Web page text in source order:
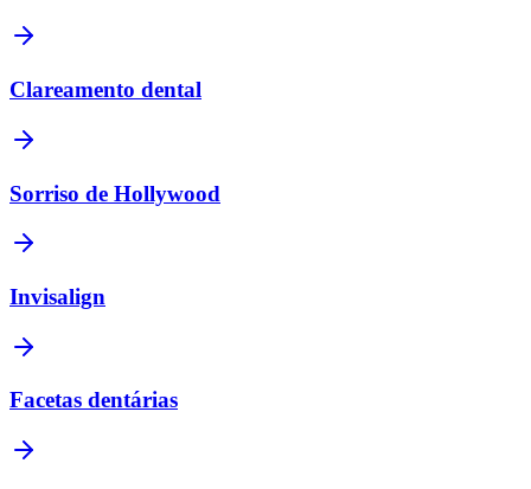
Clareamento dental
Sorriso de Hollywood
Invisalign
Facetas dentárias